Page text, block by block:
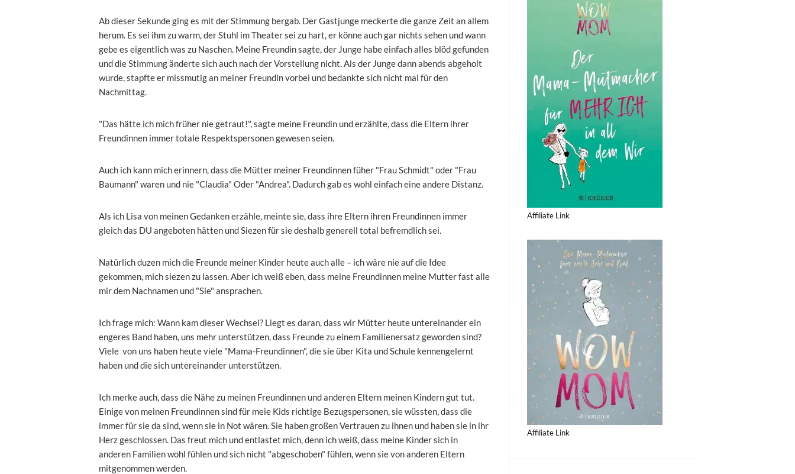
Ab dieser Sekunde ging es mit der Stimmung bergab. Der Gastjunge meckerte die ganze Zeit an allem
herum. Es sei ihm zu warm, der Stuhl im Theater sei zu hart, er könne auch gar nichts sehen und wann
gebe es eigentlich was zu Naschen. Meine Freundin sagte, der Junge habe einfach alles blöd gefunden
und die Stimmung änderte sich auch nach der Vorstellung nicht. Als der Junge dann abends abgeholt
wurde, stapfte er missmutig an meiner Freundin vorbei und bedankte sich nicht mal für den
Nachmittag.
"Das hätte ich mich früher nie getraut!", sagte meine Freundin und erzählte, dass die Eltern ihrer
Freundinnen immer totale Respektspersonen gewesen seien.
Auch ich kann mich erinnern, dass die Mütter meiner Freundinnen füher "Frau Schmidt" oder "Frau
Baumann" waren und nie "Claudia" Oder "Andrea". Dadurch gab es wohl einfach eine andere Distanz.
Als ich Lisa von meinen Gedanken erzähle, meinte sie, dass ihre Eltern ihren Freundinnen immer
gleich das DU angeboten hätten und Siezen für sie deshalb generell total befremdlich sei.
Natürlich duzen mich die Freunde meiner Kinder heute auch alle – ich wäre nie auf die Idee
gekommen, mich siezen zu lassen. Aber ich weiß eben, dass meine Freundinnen meine Mutter fast alle
mir dem Nachnamen und "Sie" ansprachen.
Ich frage mich: Wann kam dieser Wechsel? Liegt es daran, dass wir Mütter heute untereinander ein
engeres Band haben, uns mehr unterstützen, dass Freunde zu einem Familienersatz geworden sind?
Viele von uns haben heute viele "Mama-Freundinnen", die sie über Kita und Schule kennengelernt
haben und die sich untereinander unterstützen.
Ich merke auch, dass die Nähe zu meinen Freundinnen und anderen Eltern meinen Kindern gut tut.
Einige von meinen Freundinnen sind für meie Kids richtige Bezugspersonen, sie wüssten, dass die
immer für sie da sind, wenn sie in Not wären. Sie haben großen Vertrauen zu ihnen und haben sie in ihr
Herz geschlossen. Das freut mich und entlastet mich, denn ich weiß, dass meine Kinder sich in
anderen Familien wohl fühlen und sich nicht "abgeschoben" fühlen, wenn sie von anderen Eltern
mitgenommen werden.
Affiliate Link
Affiliate Link